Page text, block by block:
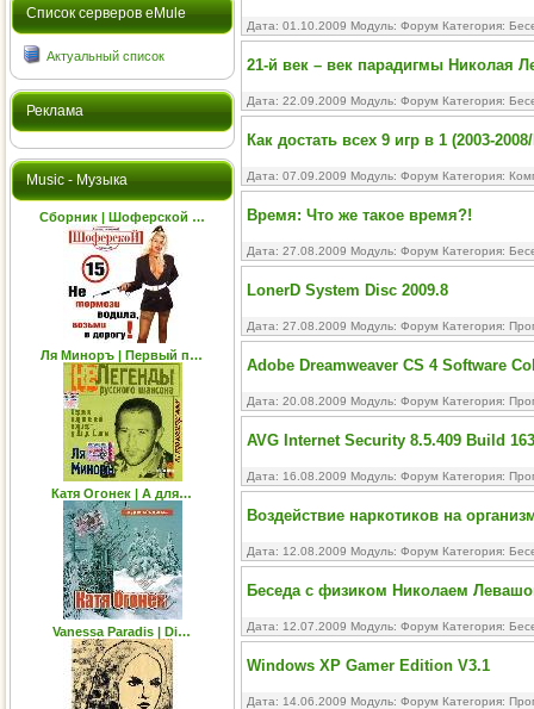
Cписок серверов eMule
Актуальный список
Реклама
Music - Музыка
Сборник | Шоферской …
Ля Миноръ | Первый п…
Катя Огонек | А для…
Vanessa Paradis | Di…
Дата: 01.10.2009 Модуль: Форум Категория:
21-й век – век парадигмы Николая
Дата: 22.09.2009 Модуль: Форум Категория:
Как достать всех 9 игр в 1 (2003-
Дата: 07.09.2009 Модуль: Форум Категория:
Время: Что же такое время?!
Дата: 27.08.2009 Модуль: Форум Категория:
LonerD System Disc 2009.8
Дата: 27.08.2009 Модуль: Форум Категория:
Adobe Dreamweaver CS 4 Software
Дата: 20.08.2009 Модуль: Форум Категория:
AVG Internet Security 8.5.409 Build
Дата: 16.08.2009 Модуль: Форум Категория:
Воздействие наркотиков на
Дата: 12.08.2009 Модуль: Форум Категория:
Беседа с физиком Николаем
Дата: 12.07.2009 Модуль: Форум Категория:
Windows XP Gamer Edition V3.1
Дата: 14.06.2009 Модуль: Форум Категория: